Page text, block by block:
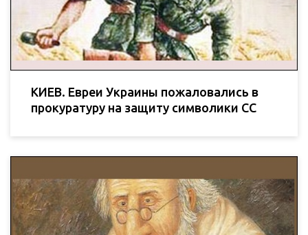
КИЕВ. Евреи Украины пожаловались в
прокуратуру на защиту символики СС